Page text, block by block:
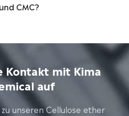
und CMC?
Kontakt mit Kima
auf
unseren Cellulose ether